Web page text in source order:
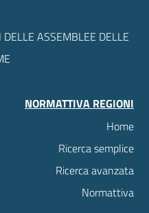
ASSEMBLEE DELLE
NORMATTIVA REGIONI
Home
Ricerca semplice
Ricerca avanzata
Normattiva